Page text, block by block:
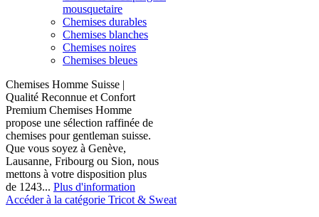
mousquetaire
Chemises durables
Chemises blanches
Chemises noires
Chemises bleues
Chemises Homme Suisse |
Qualité Reconnue et Confort
Premium Chemises Homme
propose une sélection raffinée de
chemises pour gentleman suisse.
Que vous soyez à Genève,
Lausanne, Fribourg ou Sion, nous
mettons à votre disposition plus
de 1243... Plus d'information
Accéder à la catégorie Tricot & Sweat